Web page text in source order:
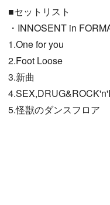
■セットリスト
・INNOSENT in
1.One for you
2.Foot Loose
3.新曲
5.怪獣のダンスフロア